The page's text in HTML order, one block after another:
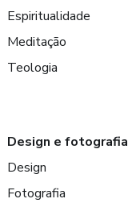
Espiritualidade
Meditação
Teologia
Design e fotografia
Design
Fotografia